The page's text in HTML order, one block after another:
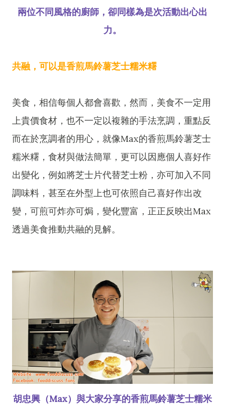
兩位不同風格的廚師，卻同樣為是次活動出心出
力。
共融，可以是香煎馬鈴薯芝士糯米糬
美食，相信每個人都會喜歡，然而，美食不一定用
上貴價食材，也不一定以複雜的手法烹調，重點反
而在於烹調者的用心，就像Max的香煎馬鈴薯芝士
糯米糬，食材與做法簡單，更可以因應個人喜好作
出變化，例如將芝士片代替芝士粉，亦可加入不同
調味料，甚至在外型上也可依照自己喜好作出改
變，可煎可炸亦可焗，變化豐富，正正反映出Max
透過美食推動共融的見解。
胡忠興（Max）與大家分享的香煎馬鈴薯芝士糯米